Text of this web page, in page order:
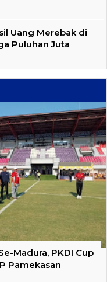
Uang Merebak di
Puluhan Juta
Madura, PKDI Cup
Pamekasan